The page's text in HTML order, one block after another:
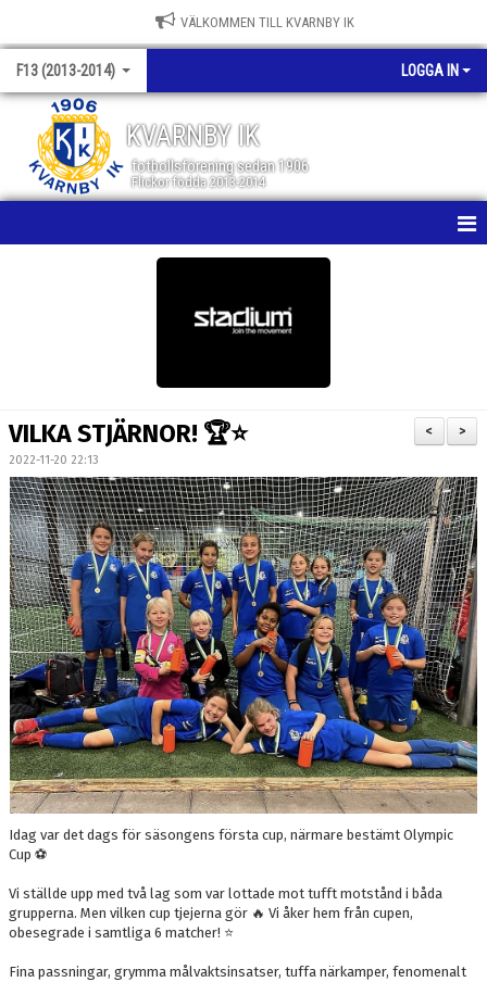
VÄLKOMMEN TILL KVARNBY IK
F13 (2013-2014) LOGGA IN
KVARNBY IK
fotbollsförening sedan 1906
Flickor födda 2013-2014
TRUPPEN
BILDGALLERI
DOKUMENT
KONTAKT
>
<
VILKA STJÄRNOR! 🏆⭐️
2022-11-20 22:13
Idag var det dags för säsongens första cup, närmare bestämt Olympic
Cup ⚽️
Vi ställde upp med två lag som var lottade mot tufft motstånd i båda
grupperna. Men vilken cup tjejerna gör 🔥 Vi åker hem från cupen,
obesegrade i samtliga 6 matcher! ⭐️
Fina passningar, grymma målvaktsinsatser, tuffa närkamper, fenomenalt